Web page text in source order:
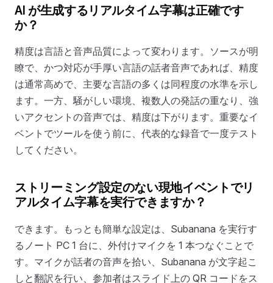
AI が生成するリアルタイム字幕は正確です
か？
精度は言語と音声品質によって変わります。ソースが明
瞭で、かつ対応が手厚い言語の話者音声であれば、精度
は通常高めで、主要な言語の多くは同程度の水準を示し
ます。一方、騒がしい環境、複数人の発話の重なり、強
いアクセントの音声では、精度は下がります。重要なイ
ベントでツールを使う前に、代表的な録音で一度テスト
してください。
ストリーミング設定のない現地イベントでリ
アルタイム字幕を実行できますか？
できます。もっとも簡単な設定は、Subanana を実行す
るノート PC 1 台に、外付けマイクを 1 本つなぐことで
す。マイクが話者の音声を拾い、Subanana が文字起こ
しと翻訳を行い、参加者はスライド上の QR コードをス